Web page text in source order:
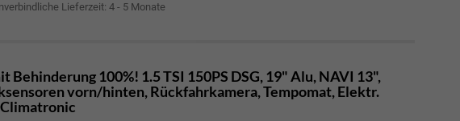
Lieferzeit: 4 - 5 Monate
100%! 1.5 TSI 150PS DSG, 19" Alu, NAVI 13",
vorn/hinten, Rückfahrkamera, Tempomat, Elektr.